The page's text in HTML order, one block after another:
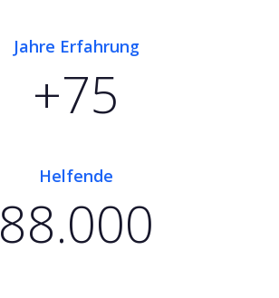
Jahre Erfahrung
+75
Helfende
88.000